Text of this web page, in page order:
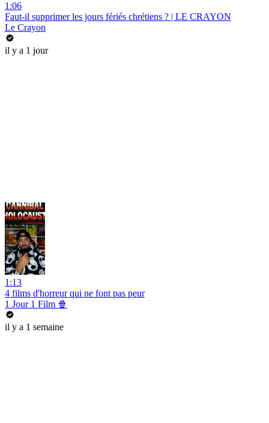
1:06
Faut-il supprimer les jours fériés chrétiens ? | LE CRAYON
Le Crayon
il y a 1 jour
1:13
4 films d'horreur qui ne font pas peur
1 Jour 1 Film 🍿
il y a 1 semaine